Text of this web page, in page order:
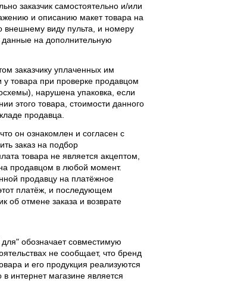
заказчик самостоятельно и/или
и описанию макет товара на
внешнему виду пульта, и номеру
данные на дополнительную
заказчику уплаченных им
у товара при проверке продавцом
нарушена упаковка, если
этого товара, стоимости данного
продавца.
он ознакомлен и согласен с
заказ на подбор
товара не является акцептом,
продавцом в любой момент.
продавцу на платёжное
платёж, и последующем
об отмене заказа и возврате
обозначает совместимую
не сообщает, что бренд
и его продукция реализуются
интернет магазине является